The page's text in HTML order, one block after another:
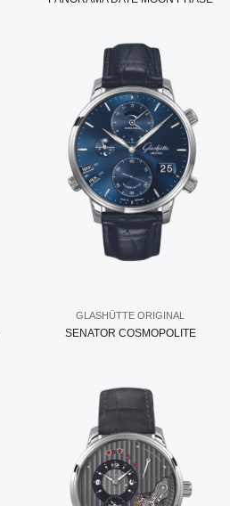
GLASHÜTTE ORIGINAL
SENATOR COSMOPOLITE